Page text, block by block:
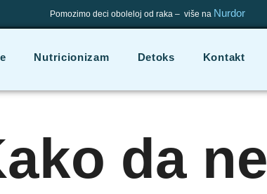
Pomozimo deci oboleloj od raka – više na Nurdor
Nutricionizam Detoks Kontakt
da ne